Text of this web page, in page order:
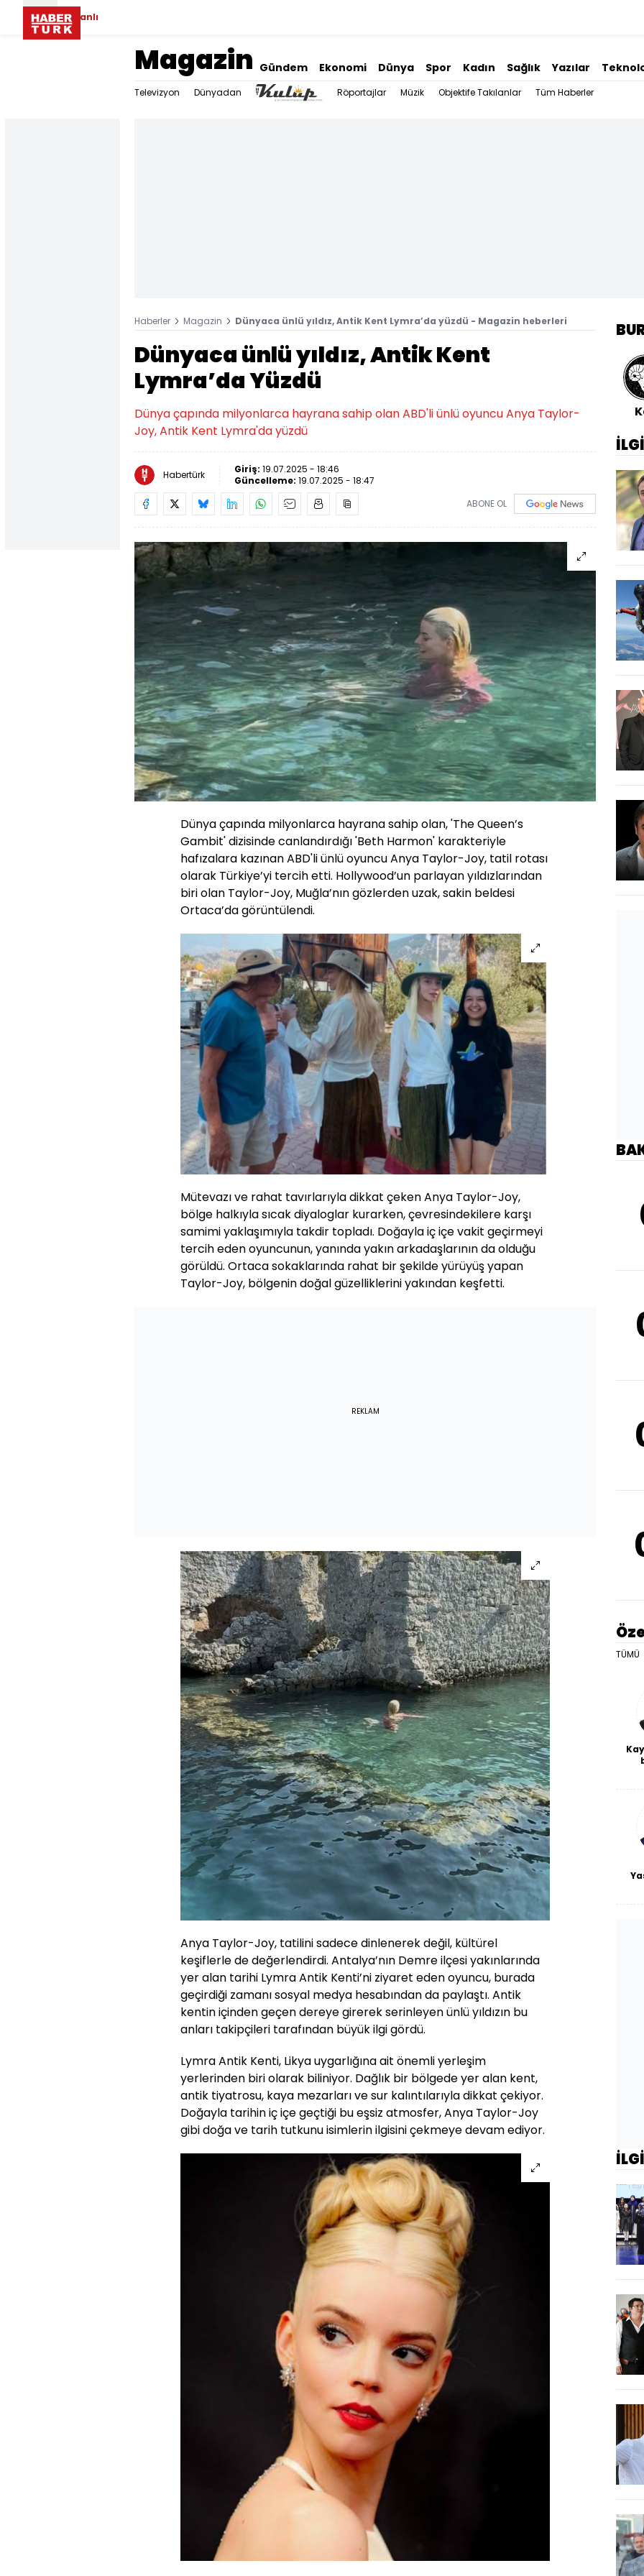
Canlı
Magazin Gündem Ekonomi Dünya Spor Kadın Sağlık Yazılar
Televizyon Dünyadan Röportajlar Müzik Objektife Takılanlar Tüm Haberler
Haberler Magazin Dünyaca ünlü yıldız, Antik Kent Lymra’da yüzdü - Magazin heberleri
Dünyaca ünlü yıldız, Antik Kent
Lymra’da Yüzdü
Dünya çapında milyonlarca hayrana sahip olan ABD'li ünlü oyuncu Anya Taylor-
Joy, Antik Kent Lymra'da yüzdü
Habertürk Giriş: 19.07.2025 - 18:46
Güncelleme: 19.07.2025 - 18:47
ABONE OL
Dünya çapında milyonlarca hayrana sahip olan, 'The Queen’s
Gambit' dizisinde canlandırdığı 'Beth Harmon' karakteriyle
hafızalara kazınan ABD'li ünlü oyuncu Anya Taylor-Joy, tatil rotası
olarak Türkiye’yi tercih etti. Hollywood’un parlayan yıldızlarından
biri olan Taylor-Joy, Muğla’nın gözlerden uzak, sakin beldesi
Ortaca’da görüntülendi.
Mütevazı ve rahat tavırlarıyla dikkat çeken Anya Taylor-Joy,
bölge halkıyla sıcak diyaloglar kurarken, çevresindekilere karşı
samimi yaklaşımıyla takdir topladı. Doğayla iç içe vakit geçirmeyi
tercih eden oyuncunun, yanında yakın arkadaşlarının da olduğu
görüldü. Ortaca sokaklarında rahat bir şekilde yürüyüş yapan
Taylor-Joy, bölgenin doğal güzelliklerini yakından keşfetti.
REKLAM
Anya Taylor-Joy, tatilini sadece dinlenerek değil, kültürel
keşiflerle de değerlendirdi. Antalya’nın Demre ilçesi yakınlarında
yer alan tarihi Lymra Antik Kenti’ni ziyaret eden oyuncu, burada
geçirdiği zamanı sosyal medya hesabından da paylaştı. Antik
kentin içinden geçen dereye girerek serinleyen ünlü yıldızın bu
anları takipçileri tarafından büyük ilgi gördü.
Lymra Antik Kenti, Likya uygarlığına ait önemli yerleşim
yerlerinden biri olarak biliniyor. Dağlık bir bölgede yer alan kent,
antik tiyatrosu, kaya mezarları ve sur kalıntılarıyla dikkat çekiyor.
Doğayla tarihin iç içe geçtiği bu eşsiz atmosfer, Anya Taylor-Joy
gibi doğa ve tarih tutkunu isimlerin ilgisini çekmeye devam ediyor.
TÜMÜ